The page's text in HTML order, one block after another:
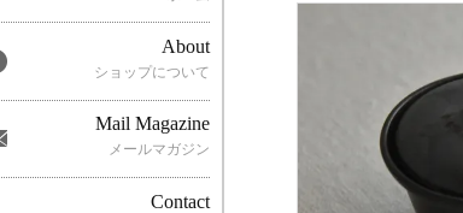
About
ショップについて
Mail Magazine
メールマガジン
Contact